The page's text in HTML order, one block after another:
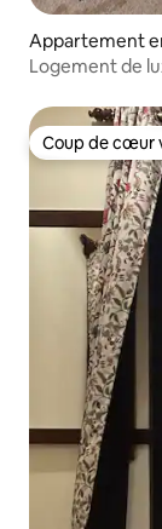
Appartement
Logement de
Coup de cœur
Coup de cœur